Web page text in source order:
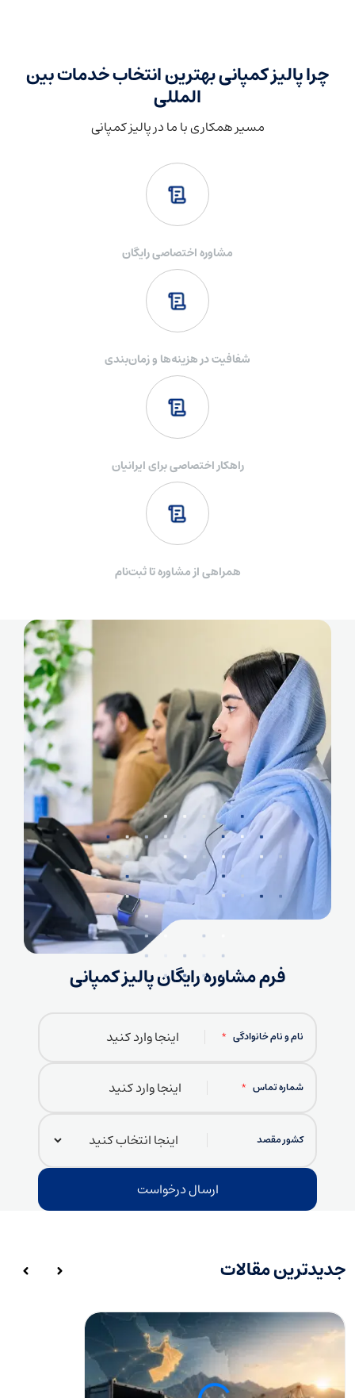
چرا پالیز کمپانی بهترین انتخاب خدمات بین
المللی
مسیر همکاری با ما در پالیز کمپانی
مشاوره اختصاصی رایگان
شفافیت در هزینه‌ها و زمان‌بندی
راهکار اختصاصی برای ایرانیان
همراهی از مشاوره تا ثبت‌نام
فرم مشاوره رایگان پالیز کمپانی
نام و نام خانوادگی *
شماره تماس *
کشور مقصد
جدیدترین مقالات